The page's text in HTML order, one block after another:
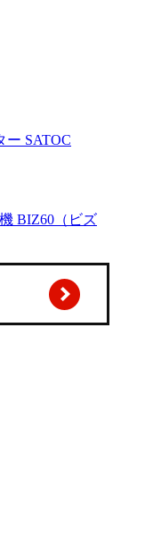
ー SATOC
BIZ60（ビズ